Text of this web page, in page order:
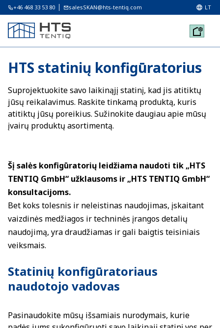
+46 468 33 53 80 salesSKAN@hts-tentiq.com LT
HTS statinių konfigūratorius
Suprojektuokite savo laikinąjį statinį, kad jis atitiktų
jūsų reikalavimus. Raskite tinkamą produktą, kuris
atitiktų jūsų poreikius. Sužinokite daugiau apie mūsų
įvairų produktų asortimentą.
Šį salės konfigūratorių leidžiama naudoti tik „HTS
TENTIQ GmbH“ užklausoms ir „HTS TENTIQ GmbH“
konsultacijoms.
Bet koks tolesnis ir neleistinas naudojimas, įskaitant
vaizdinės medžiagos ir techninės įrangos detalių
naudojimą, yra draudžiamas ir gali baigtis teisiniais
veiksmais.
Statinių konfigūratoriaus
naudotojo vadovas
Pasinaudokite mūsų išsamiais nurodymais, kurie